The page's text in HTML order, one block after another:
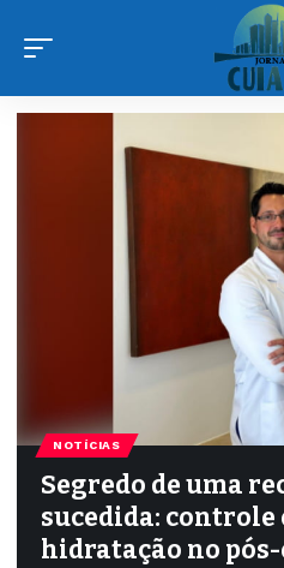
NOTÍCIAS
Segredo de uma
sucedida: controle
hidratação no